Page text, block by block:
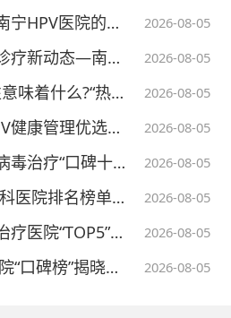
适请尽快就医
2026-08-05
的守护与担当(2026)
2026-08-05
HPV治疗费用及服务全解析
2026-08-05
论”南宁HPV治疗怎么样?
2026-08-05
——南宁hpv医院实力领跑
2026-08-05
口碑十强”医院揭晓
2026-08-05
布—南宁hpv医院实力领跑
2026-08-05
晓——南宁hpv医院实力领衔
2026-08-05
—南宁hpv医院强势领衔